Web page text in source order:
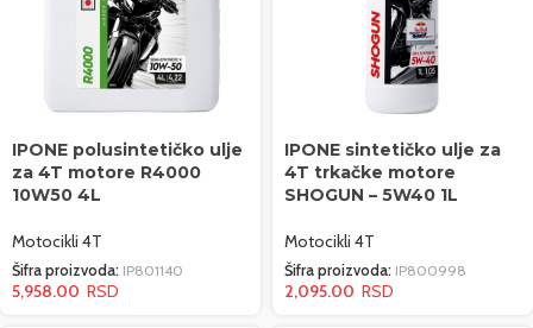
IPONE polusintetičko ulje
za 4T motore R4000
10W50 4L
Motocikli 4T
Šifra proizvoda: IP801140
5,958.00
IPONE sintetičko ulje za
4T trkačke motore
SHOGUN – 5W40 1L
Motocikli 4T
Šifra proizvoda: IP800998
2,095.00